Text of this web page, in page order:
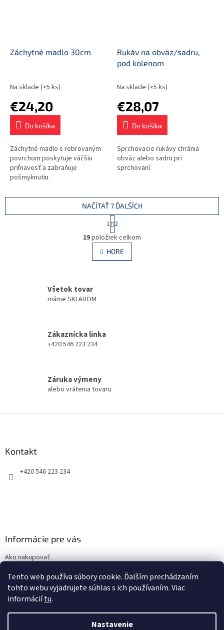
Tento web používa súbory cookie. Ďalším prechádzaním
tohto webu vyjadrujete súhlas s ich používaním. Viac
informáciítu.
Nastavenie
Záchytné madlo 30cm
Na sklade (>5 ks)
€24,20
Do košíka
Záchytné madlo s rebrovaným
povrchom poskytuje väčšiu
priľnavosť a zabraňuje
pošmyknutiu.
Rukáv na obväz/sadru,
pod kolenom
Na sklade (>5 ks)
€28,07
Do košíka
Sprchovacie rukávy chránia
obväz alebo sadru pri
sprchovaní.
O
v
l
á
u
NAČÍTAŤ 7 ĎALŠÍCH
t
r
á
n
k
1 2
19položiek celkom
HORE
Všetok tovar
máme SKLADOM
Zákaznícka linka
+420 546 223 234
Záruka výmeny
alebo vrátenia tovaru
Kontakt
+420 546 223 234
Informácie pre vás
Ako nakupovať
Podmienky ochrany osobných údajov
Vytvoril Shoptet